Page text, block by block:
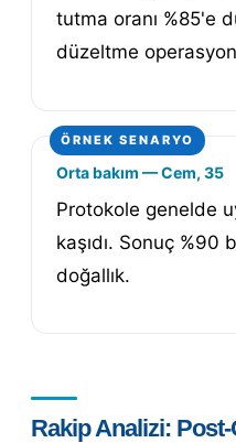
tutma oranı %85'e
düzeltme
Orta bakım — Cem, 35
Protokole genelde
kaşıdı. Sonuç %90
doğallık.
Rakip Analizi: